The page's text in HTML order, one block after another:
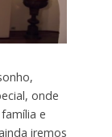
onde
e
iremos